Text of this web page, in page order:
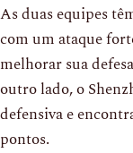
As duas equipes
com um ataque
melhorar sua
outro lado, o
defensiva e
pontos.